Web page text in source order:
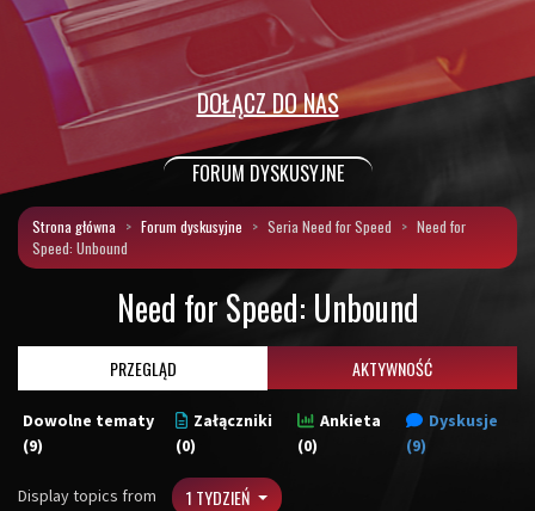
DOŁĄCZ DO NAS
FORUM DYSKUSYJNE
Strona główna Forum dyskusyjne Seria Need for Speed
Need for
Speed: Unbound
Need for Speed: Unbound
PRZEGLĄD AKTYWNOŚĆ
Dowolne tematy
(9)
Załączniki
(0)
Ankieta
(0)
Dyskusje
(9)
Display topics from 1 TYDZIEŃ